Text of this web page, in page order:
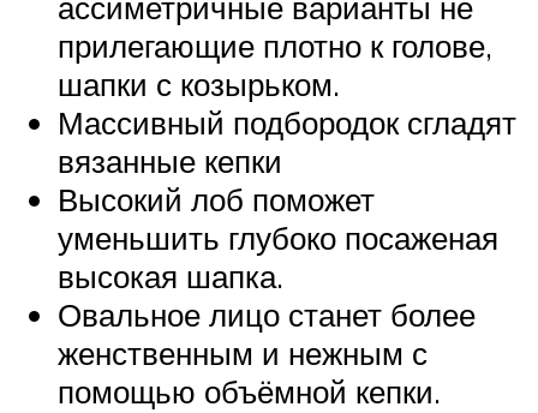
прилегающие плотно к голове,
шапки с козырьком.
Массивный подбородок сгладят
вязанные кепки
Высокий лоб поможет
уменьшить глубоко посаженая
высокая шапка.
Овальное лицо станет более
женственным и нежным с
помощью объёмной кепки.